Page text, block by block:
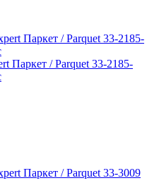
Паркет / Parquet 33-2185-